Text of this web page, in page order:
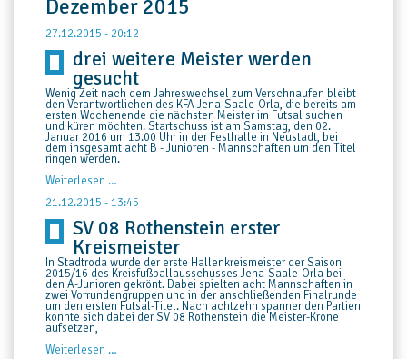
Dezember 2015
27.12.2015 - 20:12
drei weitere Meister werden
gesucht
Wenig Zeit nach dem Jahreswechsel zum Verschnaufen bleibt
den Verantwortlichen des KFA Jena-Saale-Orla, die bereits am
ersten Wochenende die nächsten Meister im Futsal suchen
und küren möchten. Startschuss ist am Samstag, den 02.
Januar 2016 um 13.00 Uhr in der Festhalle in Neustadt, bei
dem insgesamt acht B - Junioren - Mannschaften um den Titel
ringen werden.
Weiterlesen …
Meister
gesucht
21.12.2015 - 13:45
SV 08 Rothenstein erster
Kreismeister
In Stadtroda wurde der erste Hallenkreismeister der Saison
2015/16 des Kreisfußballausschusses Jena-Saale-Orla bei
den A-Junioren gekrönt. Dabei spielten acht Mannschaften in
zwei Vorrundengruppen und in der anschließenden Finalrunde
um den ersten Futsal-Titel. Nach achtzehn spannenden Partien
konnte sich dabei der SV 08 Rothenstein die Meister-Krone
aufsetzen,
Weiterlesen …